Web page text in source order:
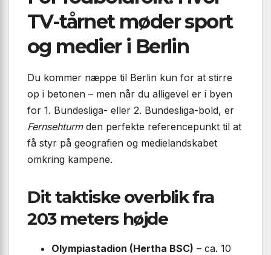
TV-tårnet møder sport
og medier i Berlin
Du kommer næppe til Berlin kun for at stirre
op i betonen – men når du alligevel er i byen
for 1. Bundesliga- eller 2. Bundesliga-bold, er
Fernsehturmden perfekte referencepunkt til at
få styr på geografien og medielandskabet
omkring kampene.
Dit taktiske overblik fra
203 meters højde
Olympiastadion (Hertha BSC) – ca. 10